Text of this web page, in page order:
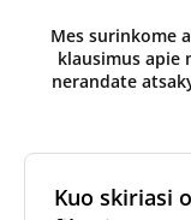
Mes surinkome
klausimus apie
nerandate
Kuo skiriasi